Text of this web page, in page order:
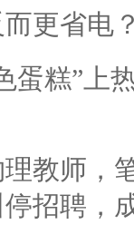
更省电
蛋糕”上
教师，
招聘，